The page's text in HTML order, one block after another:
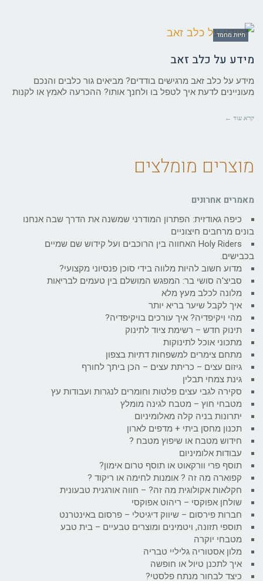
חיות מחמד
מידע על כלב זאב
מידע על כלב זאב מרגישים בודדים? מביאים גור כלבים והנכם
מעוניינים לדעת איך לטפל בו ולחנך אותו? ההכרעה לאמץ או לקנות
קרא עוד ←
מוצרים מומלצים
מאמרים אחרונים
כיפה גאודזית: הפתרון המודרני שמשנה את הדרך שבה אנחנו
בונים מרחבים חיצוניים
Holy Riders האחווה בין הרוכבים ועל קידוש שם שמיים
בכבישים.
מדוע חשוב להיות מלווה בידי סוכן פנסיוני מקצועי?
סביצ'ה סושי בר: המפגש המושלם בין טעמים לבריאות
מלונה לכלב מעץ מלא
איך לקבל שיער בריא יותר
מהי ויקיפדיה? איך עורכים בויקיפדיה?
תינוק חדש – רשימת ציוד לתינוק
מתכוני אוכל לתינוקות
מתחם צימרים למשפחות דתיות בצפון
גיזום עצים – כריתת עצים – הכן ביתך לחורף
גינת צמחי תבלין
סקירה לגבי עצים פלטות וחומרים לנגרות ועבודות עץ
מטבחי חוץ – מטבח לגינה מומלץ
יתרונות בניה קלה מאלומיניום
תכנון מחסן ביתי + מדפים לארון
חידוש מטבח או שיפוץ מטבח ?
עבודות אלומיניום
תוסף פרי וורקאוט או תוסף טרום אימון?
קפוארה מה זה ? אומנות לחימה או ריקוד ?
חקלאות אקולוגית מה זה? – חווה אורגנית טבעונית
שולחן אפוקסי – ריהוט אפוקסי
חברות פירסום – שיווק דיגיטלי – פרסום באינטרנט
תוספי תזונה, ויטמינים ומוצרים טבעיים – בית טבע
מטבחי יוקרה
מלון אסטוריה גליליי טבריה
איך לתכנן טיול או חופשה
כיצד לבחור מנתח פלסטי?